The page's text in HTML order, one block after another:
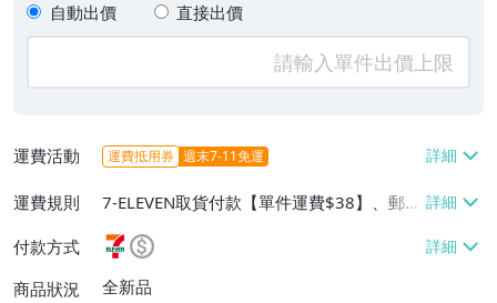
自動出價 直接出價
運費活動 運費抵用券 週末7-11免運
運費規則
7-ELEVEN取貨付款【單件運費$38】、郵局
掛號【單件運費$65】、離島配送【單件運
費$65】、面交/自取/不寄送【免運費】
付款方式
商品狀況
全新品